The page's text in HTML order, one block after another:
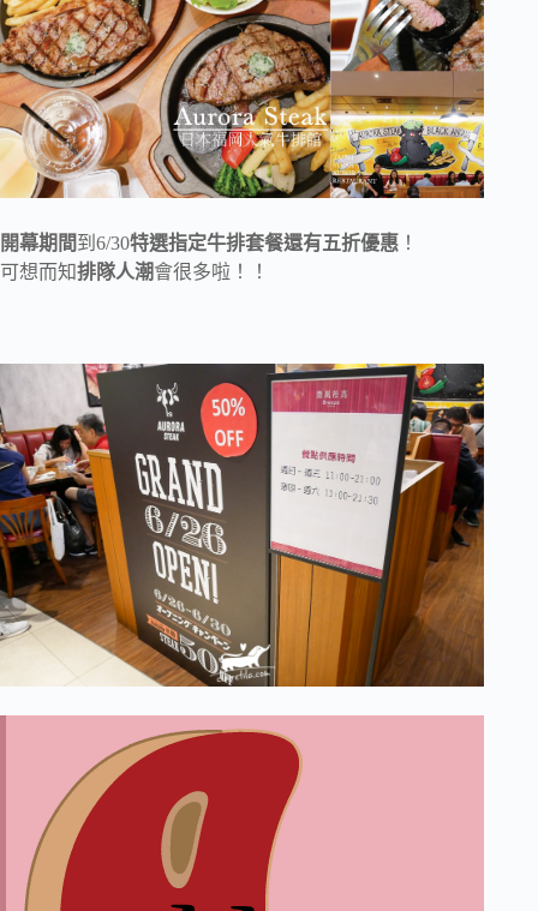
開幕期間到6/30特選指定牛排套餐還有五折優惠 ！
可想而知排隊人潮會很多啦！！